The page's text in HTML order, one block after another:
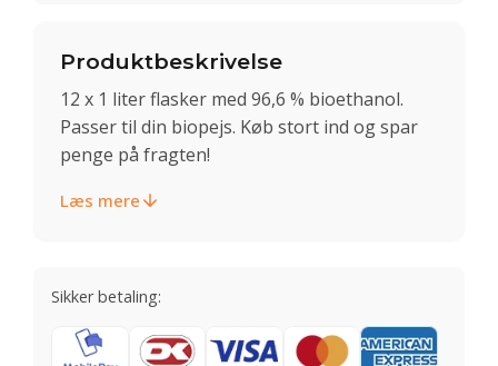
Produktbeskrivelse
12 x 1 liter flasker med 96,6 % bioethanol.
Passer til din biopejs. Køb stort ind og spar
penge på fragten!
Læs mere
Sikker betaling: